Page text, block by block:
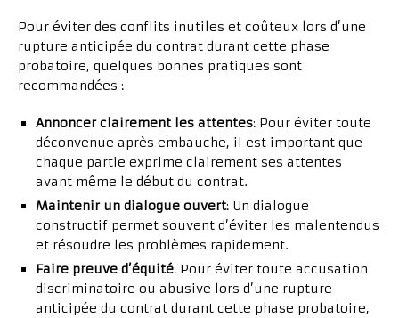
Pour éviter des conflits inutiles et coûteux lors d’une
rupture anticipée du contrat durant cette phase
probatoire, quelques bonnes pratiques sont
recommandées :
Annoncer clairement les attentes: Pour éviter toute
déconvenue après embauche, il est important que
chaque partie exprime clairement ses attentes
avant même le début du contrat.
Maintenir un dialogue ouvert: Un dialogue
constructif permet souvent d’éviter les malentendus
et résoudre les problèmes rapidement.
Faire preuve d’équité: Pour éviter toute accusation
discriminatoire ou abusive lors d’une rupture
anticipée du contrat durant cette phase probatoire,